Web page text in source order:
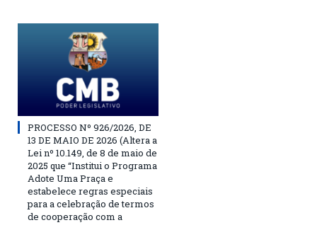
PROCESSO Nº 926/2026, DE
13 DE MAIO DE 2026 (Altera a
Lei nº 10.149, de 8 de maio de
2025 que “Institui o Programa
Adote Uma Praça e
estabelece regras especiais
para a celebração de termos
de cooperação com a